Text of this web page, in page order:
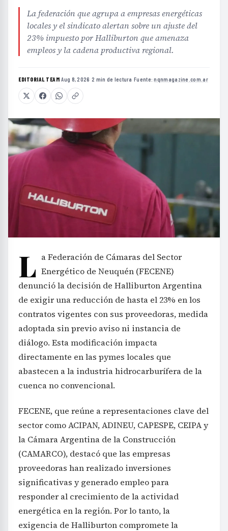
La federación que agrupa a empresas energéticas
locales y el sindicato alertan sobre un ajuste del
23% impuesto por Halliburton que amenaza
empleos y la cadena productiva regional.
EDITORIAL TEAM·Aug 8, 2026 ·2 min de lectura ·Fuente:nqnmagazine.com.ar
L a Federación de Cámaras del Sector
Energético de Neuquén (FECENE)
denunció la decisión de Halliburton Argentina
de exigir una reducción de hasta el 23% en los
contratos vigentes con sus proveedoras, medida
adoptada sin previo aviso ni instancia de
diálogo. Esta modificación impacta
directamente en las pymes locales que
abastecen a la industria hidrocarburífera de la
cuenca no convencional.
FECENE, que reúne a representaciones clave del
sector como ACIPAN, ADINEU, CAPESPE, CEIPA y
la Cámara Argentina de la Construcción
(CAMARCO), destacó que las empresas
proveedoras han realizado inversiones
significativas y generado empleo para
responder al crecimiento de la actividad
energética en la región. Por lo tanto, la
exigencia de Halliburton compromete la